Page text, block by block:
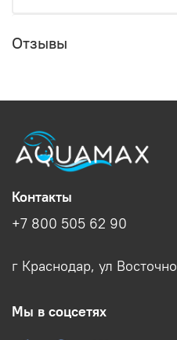
Отзывы
Контакты
+7 800 505 62 90
г Краснодар, ул
Мы в соцсетях